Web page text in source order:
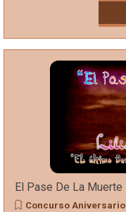
El Pase De La Muerte
Concurso Aniversario